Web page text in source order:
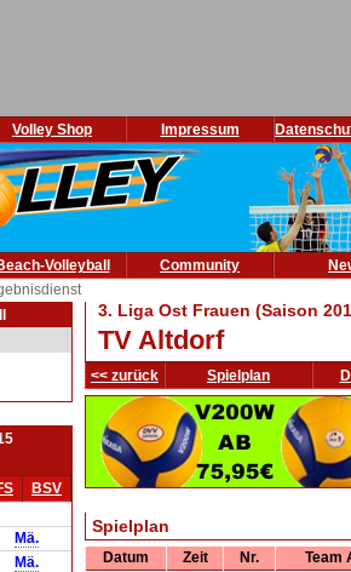
Volley Shop Impressum
Volleyball Community
BSV
Mä.
Mä.
3. Liga Ost Frauen (Saison
TV Altdorf
<< zurück Spielplan
Spielplan
Datum Zeit Nr.
Team